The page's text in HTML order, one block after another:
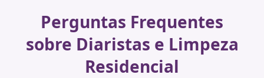
Perguntas Frequentes
sobre Diaristas e Limpeza
Residencial